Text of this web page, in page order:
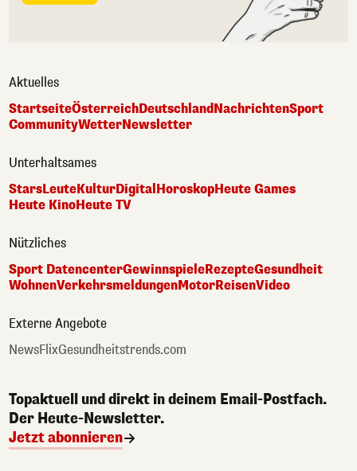
Aktuelles
StartseiteÖsterreichDeutschlandNachrichtenSport
CommunityWetterNewsletter
Unterhaltsames
StarsLeuteKulturDigitalHoroskopHeute Games
Heute KinoHeute TV
Nützliches
Sport DatencenterGewinnspieleRezepteGesundheit
WohnenVerkehrsmeldungenMotorReisenVideo
Externe Angebote
NewsFlixGesundheitstrends.com
Topaktuell und direkt in deinem Email-Postfach.
Der Heute-Newsletter.
Jetzt abonnieren